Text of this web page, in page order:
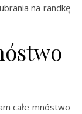
na randkę
całe mnóstwo